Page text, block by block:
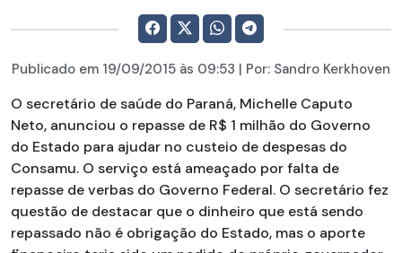
Publicado em 19/09/2015 às 09:53 | Por: Sandro Kerkhoven
O secretário de saúde do Paraná, Michelle Caputo
Neto, anunciou o repasse de R$ 1 milhão do Governo
do Estado para ajudar no custeio de despesas do
Consamu. O serviço está ameaçado por falta de
repasse de verbas do Governo Federal. O secretário fez
questão de destacar que o dinheiro que está sendo
repassado não é obrigação do Estado, mas o aporte